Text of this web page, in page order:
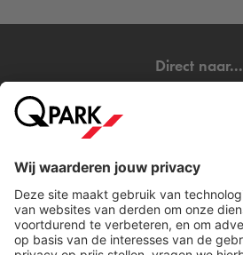
Direct naar...